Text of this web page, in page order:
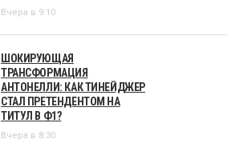
Вчера в 9:10
ШОКИРУЮЩАЯ
ТРАНСФОРМАЦИЯ
АНТОНЕЛЛИ: КАК ТИНЕЙДЖЕР
СТАЛ ПРЕТЕНДЕНТОМ НА
ТИТУЛ В Ф1?
Вчера в 8:30